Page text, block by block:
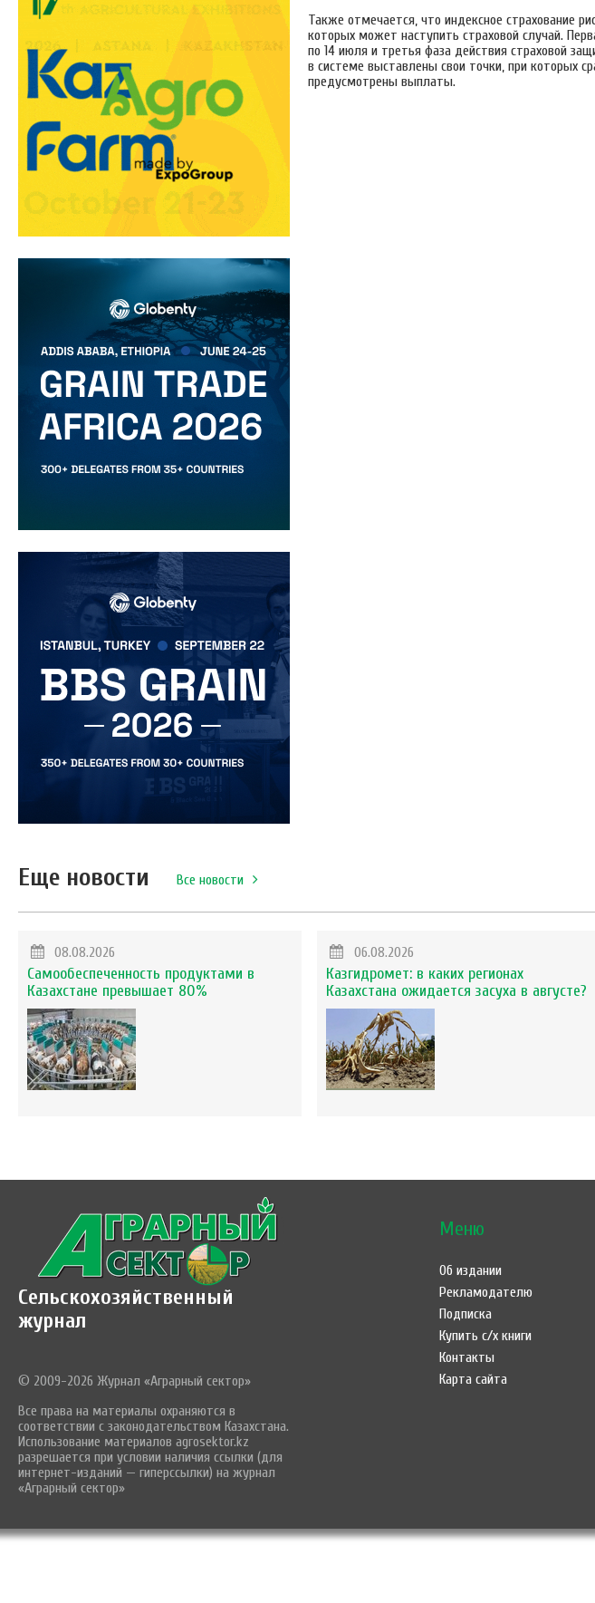
Также отмечается, что индексное страхование
которых может наступить страховой случай.
по 14 июля и третья фаза действия страховой
в системе выставлены свои точки, при которых
предусмотрены выплаты.
Еще новости Все новости
08.08.2026
Самообеспеченность продуктами в
Казахстане превышает 80%
06.08.2026
Казгидромет: в каких регионах
Казахстана ожидается засуха в августе?
Сельскохозяйственный
журнал
© 2009-2026 Журнал «Аграрный сектор»
Все права на материалы охраняются в
соответствии с законодательством Казахстана.
Использование материалов agrosektor.kz
разрешается при условии наличия ссылки (для
интернет-изданий — гиперссылки) на журнал
«Аграрный сектор»
Меню
Об издании
Рекламодателю
Подписка
Купить с/х книги
Контакты
Карта сайта